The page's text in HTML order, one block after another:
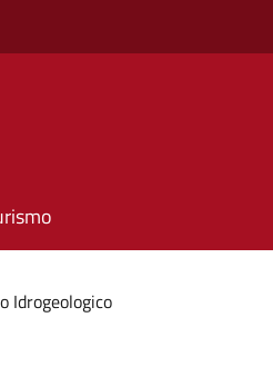
Idrogeologico